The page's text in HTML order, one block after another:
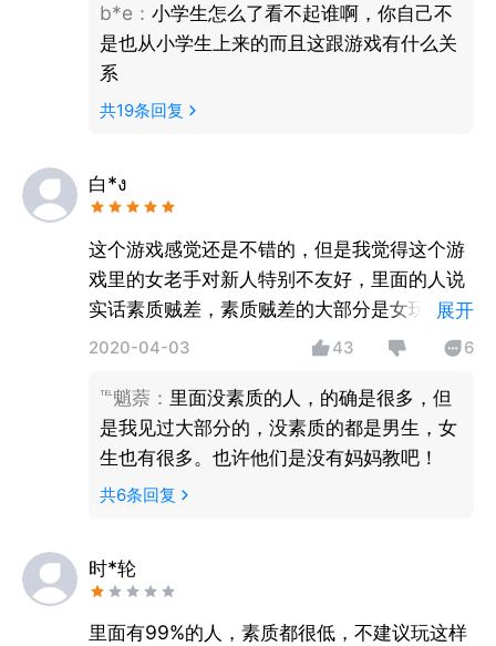
b*e ： 小学生怎么了看不起谁啊，你自己不
是也从小学生上来的而且这跟游戏有什么关
系
共19条回复
白*ง
这个游戏感觉还是不错的，但是我觉得这个游
戏里的女老手对新人特别不友好，里面的人说
实话素质贼差，素质贼差的大部分是女玩家，
出口成脏，男玩家我至少现在没看到过骂人
展开
2020-04-03 43 6
℡魈萘 ： 里面没素质的人，的确是很多，但
是我见过大部分的，没素质的都是男生，女
生也有很多。也许他们是没有妈妈教吧！
共6条回复
时*轮
里面有99%的人，素质都很低，不建议玩这样